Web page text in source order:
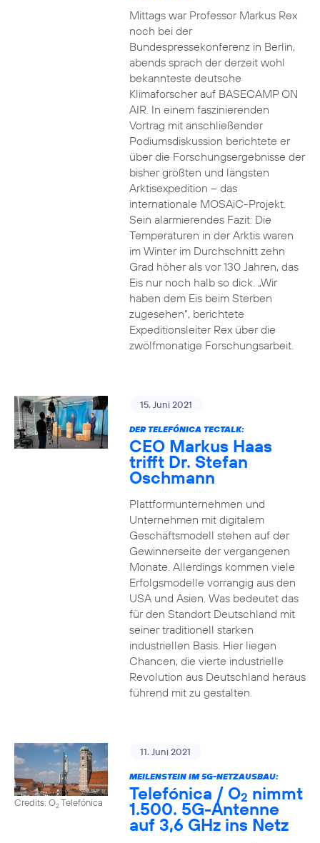
Mittags war Professor Markus Rex
noch bei der
Bundespressekonferenz in Berlin,
abends sprach der derzeit wohl
bekannteste deutsche
Klimaforscher auf BASECAMP ON
AIR. In einem faszinierenden
Vortrag mit anschließender
Podiumsdiskussion berichtete er
über die Forschungsergebnisse der
bisher größten und längsten
Arktisexpedition – das
internationale MOSAiC-Projekt.
Sein alarmierendes Fazit: Die
Temperaturen in der Arktis waren
im Winter im Durchschnitt zehn
Grad höher als vor 130 Jahren, das
Eis nur noch halb so dick. „Wir
haben dem Eis beim Sterben
zugesehen“, berichtete
Expeditionsleiter Rex über die
zwölfmonatige Forschungsarbeit.
15. Juni 2021
DER TELEFÓNICA TECTALK:
CEO Markus Haas
trifft Dr. Stefan
Oschmann
Plattformunternehmen und
Unternehmen mit digitalem
Geschäftsmodell stehen auf der
Gewinnerseite der vergangenen
Monate. Allerdings kommen viele
Erfolgsmodelle vorrangig aus den
USA und Asien. Was bedeutet das
für den Standort Deutschland mit
seiner traditionell starken
industriellen Basis. Hier liegen
Chancen, die vierte industrielle
Revolution aus Deutschland heraus
führend mit zu gestalten.
Credits: O2Telefónica
11. Juni 2021
MEILENSTEIN IM 5G-NETZAUSBAU:
Telefónica / O2 nimmt
1.500. 5G-Antenne
auf 3,6 GHz ins Netz